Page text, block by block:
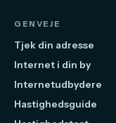
GENVEJE
Tjek din adresse
Internet i din by
Internetudbydere
Hastighedsguide